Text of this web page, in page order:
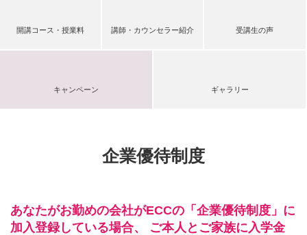
開講コース・授業料 講師・カウンセラー紹介 受講生の声
キャンペーン ギャラリー
企業優待制度
あなたがお勤めの会社がECCの「企業優待制度」に
加入登録している場合、
ご本人とご家族に入学金